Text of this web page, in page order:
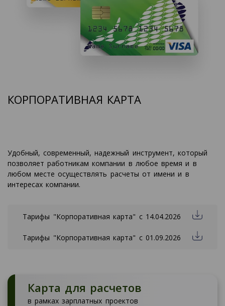
КОРПОРАТИВНАЯ КАРТА
Удобный, современный, надежный инструмент, который
позволяет работникам компании в любое время и в
любом месте осуществлять расчеты от имени и в
интересах компании.
Тарифы "Корпоративная карта" с 14.04.2026
Тарифы "Корпоративная карта" с 01.09.2026
Карта для расчетов
в рамках зарплатных проектов